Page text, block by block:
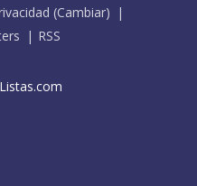
(Cambiar)
RSS